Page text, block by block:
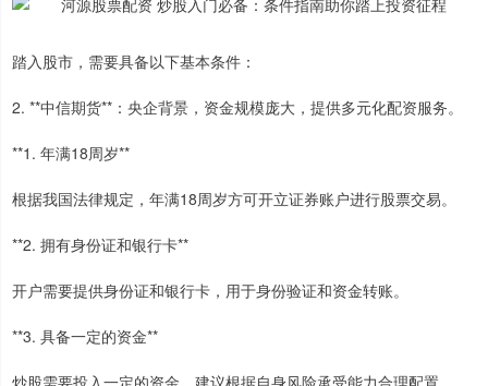
踏入股市，需要具备以下基本条件：
2. **中信期货**：央企背景，资金规模庞大，提供多元化配资服务。
**1. 年满18周岁**
根据我国法律规定，年满18周岁方可开立证券账户进行股票交易。
**2. 拥有身份证和银行卡**
开户需要提供身份证和银行卡，用于身份验证和资金转账。
**3. 具备一定的资金**
炒股需要投入一定的资金，建议根据自身风险承受能力合理配置。